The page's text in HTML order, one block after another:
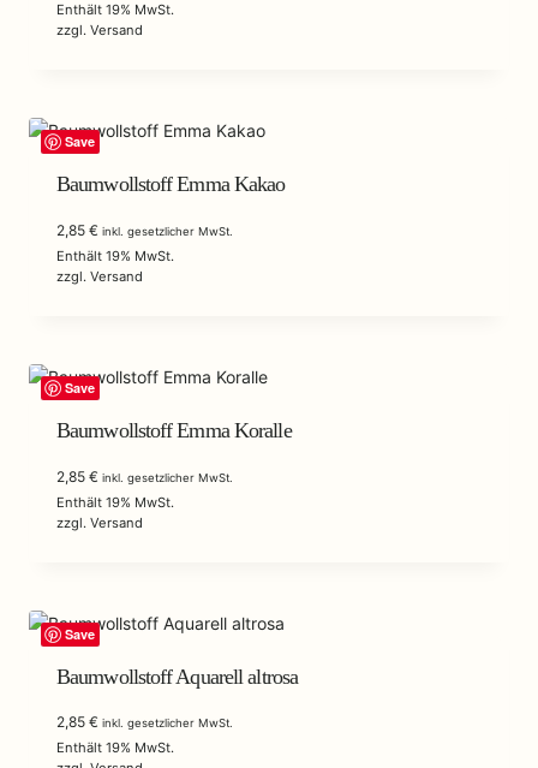
Enthält 19% MwSt.
zzgl. Versand
Save
Baumwollstoff Emma Kakao
2,85 € inkl. gesetzlicher MwSt.
Enthält 19% MwSt.
zzgl. Versand
Save
Baumwollstoff Emma Koralle
2,85 € inkl. gesetzlicher MwSt.
Enthält 19% MwSt.
zzgl. Versand
Save
Baumwollstoff Aquarell altrosa
2,85 € inkl. gesetzlicher MwSt.
Enthält 19% MwSt.